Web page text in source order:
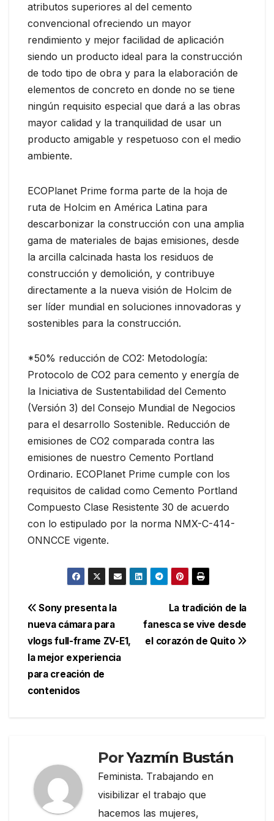
atributos superiores al del cemento
convencional ofreciendo un mayor
rendimiento y mejor facilidad de aplicación
siendo un producto ideal para la construcción
de todo tipo de obra y para la elaboración de
elementos de concreto en donde no se tiene
ningún requisito especial que dará a las obras
mayor calidad y la tranquilidad de usar un
producto amigable y respetuoso con el medio
ambiente.
ECOPlanet Prime forma parte de la hoja de
ruta de Holcim en América Latina para
descarbonizar la construcción con una amplia
gama de materiales de bajas emisiones, desde
la arcilla calcinada hasta los residuos de
construcción y demolición, y contribuye
directamente a la nueva visión de Holcim de
ser líder mundial en soluciones innovadoras y
sostenibles para la construcción.
*50% reducción de CO2: Metodología:
Protocolo de CO2 para cemento y energía de
la Iniciativa de Sustentabilidad del Cemento
(Versión 3) del Consejo Mundial de Negocios
para el desarrollo Sostenible. Reducción de
emisiones de CO2 comparada contra las
emisiones de nuestro Cemento Portland
Ordinario. ECOPlanet Prime cumple con los
requisitos de calidad como Cemento Portland
Compuesto Clase Resistente 30 de acuerdo
con lo estipulado por la norma NMX-C-414-
ONNCCE vigente.
Navegación
de
entradas
La tradición de la
fanesca se vive desde
el corazón de Quito
Sony presenta la
nueva cámara para
vlogs full-frame ZV-E1,
la mejor experiencia
para creación de
contenidos
PorYazmín Bustán
Feminista. Trabajando en
visibilizar el trabajo que
hacemos las mujeres,